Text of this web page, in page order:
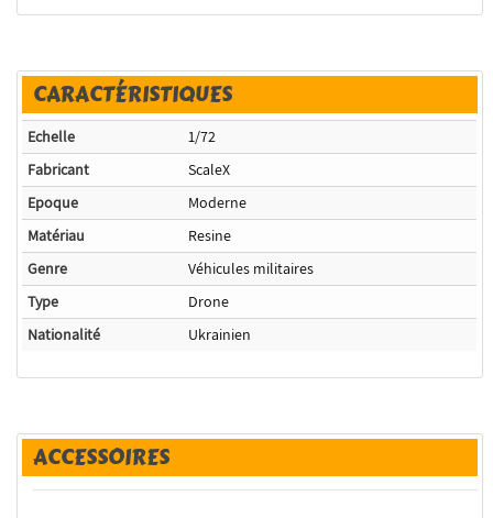
CARACTÉRISTIQUES
Echelle
1/72
Fabricant
ScaleX
Epoque
Moderne
Matériau
Resine
Genre
Véhicules militaires
Type
Drone
Nationalité
Ukrainien
ACCESSOIRES